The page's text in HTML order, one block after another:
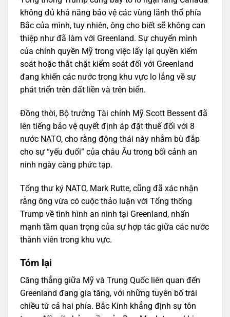
không đủ khả năng bảo vệ các vùng lãnh thổ phía
Bắc của mình, tuy nhiên, ông cho biết sẽ không can
thiệp như đã làm với Greenland. Sự chuyển mình
của chính quyền Mỹ trong việc lấy lại quyền kiểm
soát hoặc thắt chặt kiểm soát đối với Greenland
đang khiến các nước trong khu vực lo lắng về sự
phát triển trên đất liền và trên biển.
Đồng thời, Bộ trưởng Tài chính Mỹ Scott Bessent đã
lên tiếng bảo vệ quyết định áp đặt thuế đối với 8
nước NATO, cho rằng động thái này nhằm bù đắp
cho sự “yếu đuối” của châu Âu trong bối cảnh an
ninh ngày càng phức tạp.
Tổng thư ký NATO, Mark Rutte, cũng đã xác nhận
rằng ông vừa có cuộc thảo luận với Tổng thống
Trump về tình hình an ninh tại Greenland, nhấn
mạnh tầm quan trọng của sự hợp tác giữa các nước
thành viên trong khu vực.
Tóm lại
Căng thẳng giữa Mỹ và Trung Quốc liên quan đến
Greenland đang gia tăng, với những tuyên bố trái
chiều từ cả hai phía. Bắc Kinh khẳng định sự tôn